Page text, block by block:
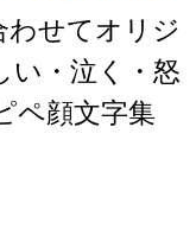
わせてオリジ
い・泣く・怒
ペ顔文字集